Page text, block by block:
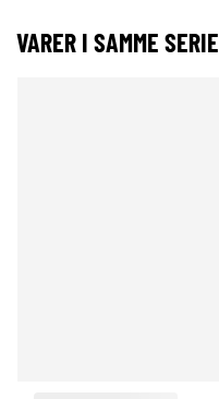
VARER I SAMME SERIE